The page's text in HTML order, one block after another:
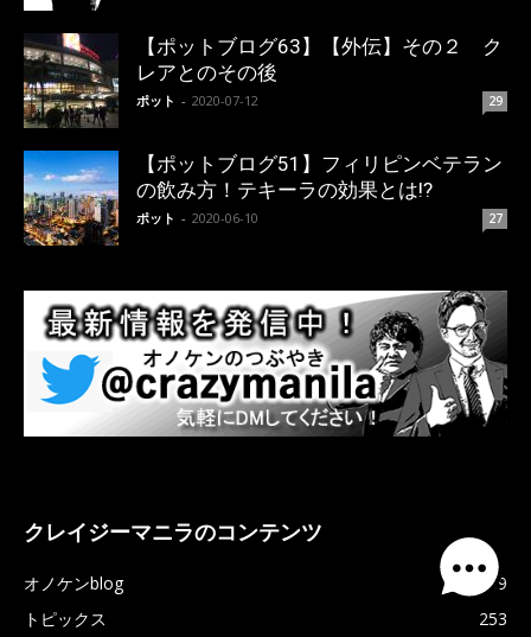
【ポットブログ63】【外伝】その２ ク
レアとのその後
ポット - 2020-07-12 29
【ポットブログ51】フィリピンベテラン
の飲み方！テキーラの効果とは!?
ポット - 2020-06-10 27
クレイジーマニラのコンテンツ
オノケンblog
509
トピックス
253